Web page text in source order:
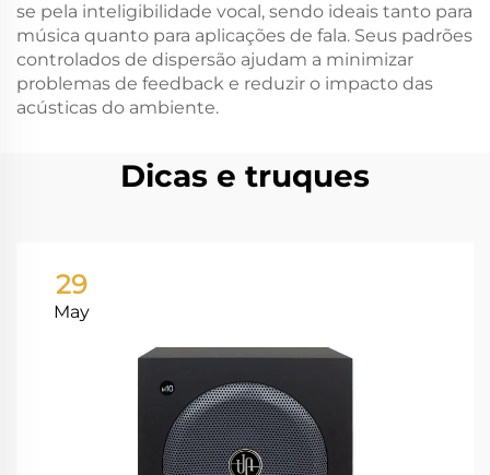
se pela inteligibilidade vocal, sendo ideais tanto para
música quanto para aplicações de fala. Seus padrões
controlados de dispersão ajudam a minimizar
problemas de feedback e reduzir o impacto das
acústicas do ambiente.
Dicas e truques
29
May